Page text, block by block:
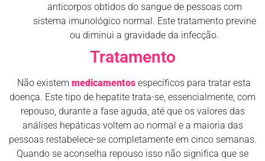
anticorpos obtidos do sangue de pessoas com
sistema imunológico normal. Este tratamento previne
ou diminui a gravidade da infecção.
Tratamento
Não existem medicamentosespecíficos para tratar esta
doença. Este tipo de hepatite trata-se, essencialmente, com
repouso, durante a fase aguda, até que os valores das
análises hepáticas voltem ao normal e a maioria das
pessoas restabelece-se completamente em cinco semanas.
Quando se aconselha repouso isso não significa que se